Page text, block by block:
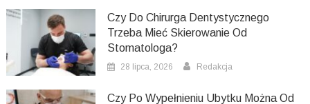
Czy Do Chirurga Dentystycznego
Trzeba Mieć Skierowanie Od
Stomatologa?
28 lipca, 2026 Redakcja
Czy Po Wypełnieniu Ubytku Można Od